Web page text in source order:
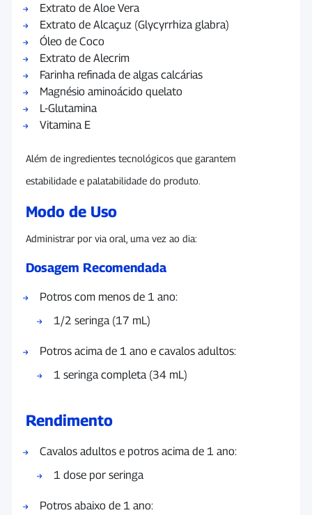
Extrato de Aloe Vera
Extrato de Alcaçuz (Glycyrrhiza glabra)
Óleo de Coco
Extrato de Alecrim
Farinha refinada de algas calcárias
Magnésio aminoácido quelato
L-Glutamina
Vitamina E
Além de ingredientes tecnológicos que garantem
estabilidade e palatabilidade do produto.
Modo de Uso
Administrar por via oral, uma vez ao dia:
Dosagem Recomendada
Potros com menos de 1 ano:
1/2 seringa (17 mL)
Potros acima de 1 ano e cavalos adultos:
1 seringa completa (34 mL)
Rendimento
Cavalos adultos e potros acima de 1 ano:
1 dose por seringa
Potros abaixo de 1 ano: